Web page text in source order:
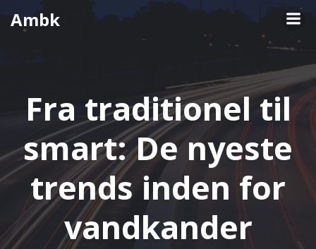
Videre
Ambk
Fra traditionel til
smart: De nyeste
trends inden for
vandkander